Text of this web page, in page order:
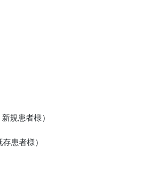
規患者様）
者様）